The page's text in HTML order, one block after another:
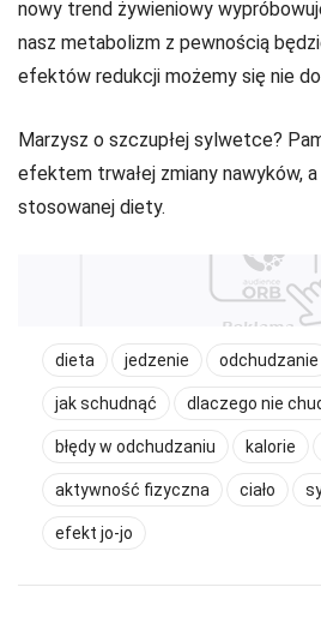
nowy trend żywieniowy
nasz metabolizm z pewnością
efektów redukcji możemy się nie
Marzysz o szczupłej sylwetce?
efektem trwałej zmiany nawyków,
stosowanej diety.
dieta jedzenie odchudzanie
jak schudnąć dlaczego nie
błędy w odchudzaniu kalorie
aktywność fizyczna ciało
efekt jo-jo